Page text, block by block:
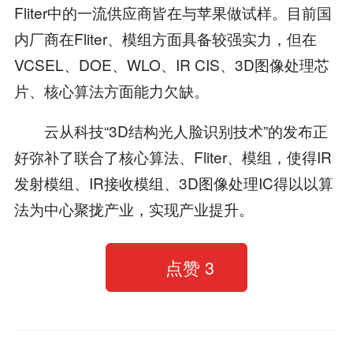
Fliter中的一流供应商皆在与苹果做试样。目前国
内厂商在Fliter、模组方面具备较强实力，但在
VCSEL、DOE、WLO、IR CIS、3D图像处理芯
片、核心算法方面能力欠缺。
云从科技“3D结构光人脸识别技术”的发布正
好弥补了联合了核心算法、Fliter、模组，使得IR
发射模组、IR接收模组、3D图像处理IC得以以算
法为中心聚拢产业，实现产业提升。
点赞 3